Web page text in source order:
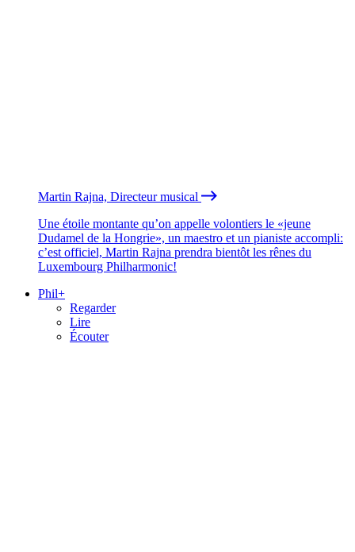
Martin Rajna, Directeur musical
Une étoile montante qu’on appelle volontiers le «jeune
Dudamel de la Hongrie», un maestro et un pianiste accompli:
c’est officiel, Martin Rajna prendra bientôt les rênes du
Luxembourg Philharmonic!
Phil+
Regarder
Lire
Écouter